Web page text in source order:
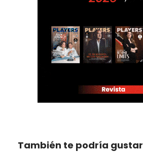
También te podría gustar